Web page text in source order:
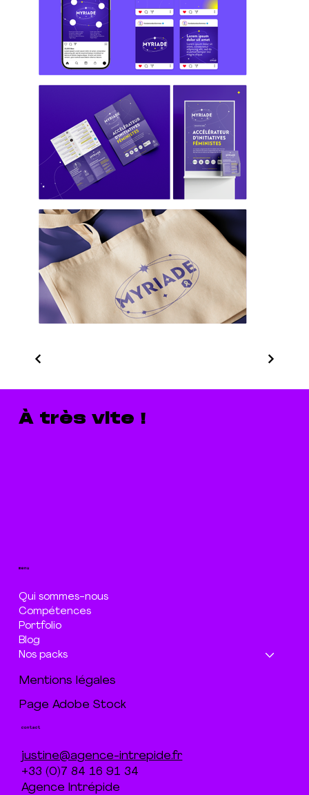
À très vite !
menu
Qui sommes-nous
Compétences
Portfolio
Blog
Nos packs
Mentions légales
Page Adobe Stock
contact
justine@agence-intrepide.fr
+33 (0)7 84 16 91 34
Agence Intrépide